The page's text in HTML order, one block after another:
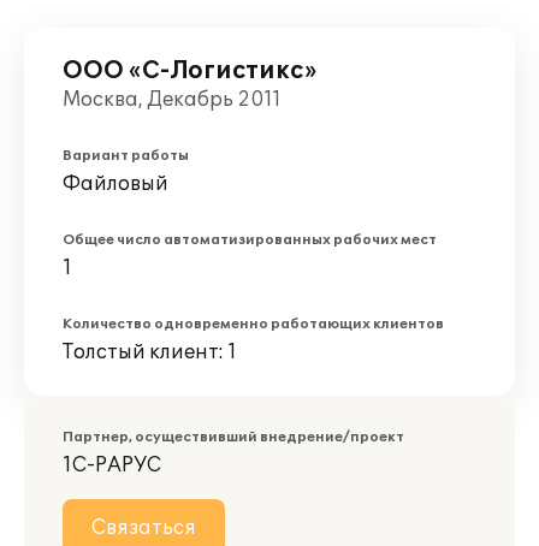
ООО «С-Логистикс»
Москва, Декабрь 2011
Вариант работы
Файловый
Общее число автоматизированных рабочих мест
1
Количество одновременно работающих клиентов
Толстый клиент: 1
Партнер, осуществивший внедрение/проект
1С-РАРУС
Связаться